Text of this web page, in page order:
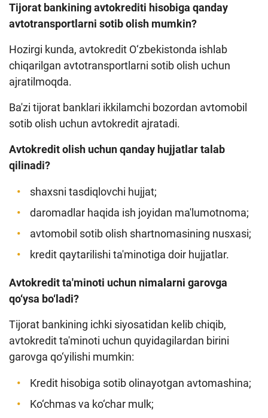
Tijorat bankining avtokrediti hisobiga qanday
avtotransportlarni sotib olish mumkin?
Hozirgi kunda, avtokredit O‘zbekistonda ishlab
chiqarilgan avtotransportlarni sotib olish uchun
ajratilmoqda.
Ba'zi tijorat banklari ikkilamchi bozordan avtomobil
sotib olish uchun avtokredit ajratadi.
Avtokredit olish uchun qanday hujjatlar talab
qilinadi?
shaxsni tasdiqlovchi hujjat;
daromadlar haqida ish joyidan ma'lumotnoma;
avtomobil sotib olish shartnomasining nusxasi;
kredit qaytarilishi ta'minotiga doir hujjatlar.
Avtokredit ta'minoti uchun nimalarni garovga
qo‘ysa bo‘ladi?
Tijorat bankining ichki siyosatidan kelib chiqib,
avtokredit ta'minoti uchun quyidagilardan birini
garovga qo‘yilishi mumkin:
Kredit hisobiga sotib olinayotgan avtomashina;
Ko‘chmas va ko‘char mulk;